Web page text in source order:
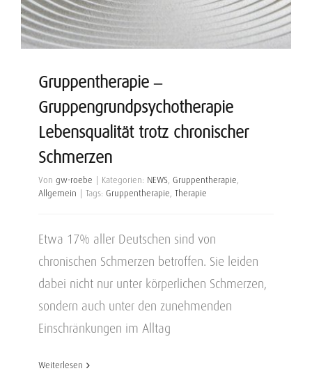
Gruppentherapie –
Gruppengrundpsychotherapie
Lebensqualität trotz chronischer
Schmerzen
Von gw-roebe Kategorien: NEWS, Gruppentherapie,
Allgemein
Tags: Gruppentherapie, Therapie
Etwa 17% aller Deutschen sind von
chronischen Schmerzen betroffen. Sie leiden
dabei nicht nur unter körperlichen Schmerzen,
sondern auch unter den zunehmenden
Einschränkungen im Alltag
Weiterlesen